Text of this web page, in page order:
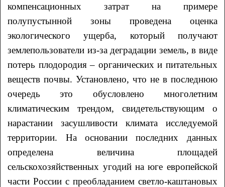
компенсационных затрат на примере
полупустынной зоны проведена оценка
экологического ущерба, который получают
землепользователи из-за деградации земель, в виде
потерь плодородия – органических и питательных
веществ почвы. Установлено, что не в последнюю
очередь это обусловлено многолетним
климатическим трендом, свидетельствующим о
нарастании засушливости климата исследуемой
территории. На основании последних данных
определена величина площадей
сельскохозяйственных угодий на юге европейской
части России с преобладанием светло-каштановых